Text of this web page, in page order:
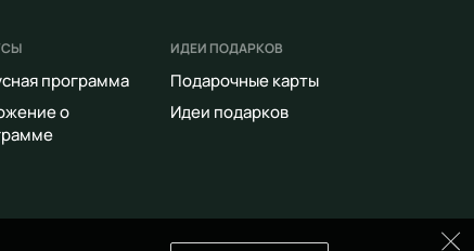
программа
о
ИДЕИ ПОДАРКОВ
Подарочные карты
Идеи подарков